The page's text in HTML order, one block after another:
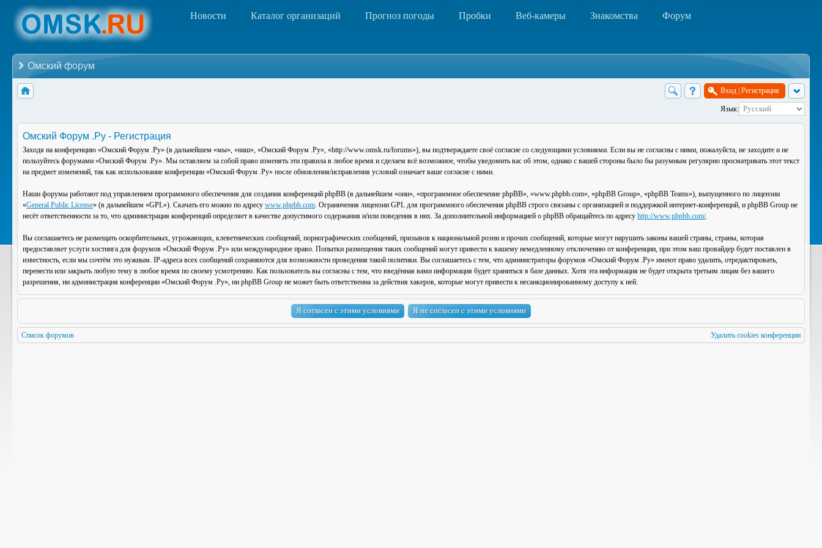
Новости Каталог организаций Прогноз погоды Пробки Веб-камеры Знакомства Форум
Омский форум
Вход Регистрация
Язык:
Омский Форум .Ру - Регистрация
Заходя на конференцию «Омский Форум .Ру» (в дальнейшем «мы», «наш», «Омский Форум .Ру», «http://www.omsk.ru/forums»), вы подтверждаете своё согласие со следующими условиями. Если вы не согласны с ними, пожалуйста, не заходите и не
пользуйтесь форумами «Омский Форум .Ру». Мы оставляем за собой право изменять эти правила в любое время и сделаем всё возможное, чтобы уведомить вас об этом, однако с вашей стороны было бы разумным регулярно просматривать этот текст
на предмет изменений, так как использование конференции «Омский Форум .Ру» после обновления/исправления условий означает ваше согласие с ними.
Наши форумы работают под управлением программного обеспечения для создания конференций phpBB (в дальнейшем «они», «программное обеспечение phpBB», «www.phpbb.com», «phpBB Group», «phpBB Teams»), выпущенного по лицензии
«General Public License» (в дальнейшем «GPL»). Скачать его можно по адресу www.phpbb.com. Ограничения лицензии GPL для программного обеспечения phpBB строго связаны с организацией и поддержкой интернет-конференций, и phpBB Group не
несёт ответственности за то, что администрация конференций определяет в качестве допустимого содержания и/или поведения в них. За дополнительной информацией о phpBB обращайтесь по адресу http://www.phpbb.com/.
Вы соглашаетесь не размещать оскорбительных, угрожающих, клеветнических сообщений, порнографических сообщений, призывов к национальной розни и прочих сообщений, которые могут нарушить законы вашей страны, страны, которая
предоставляет услуги хостинга для форумов «Омский Форум .Ру» или международное право. Попытки размещения таких сообщений могут привести к вашему немедленному отключению от конференции, при этом ваш провайдер будет поставлен в
известность, если мы сочтём это нужным. IP-адреса всех сообщений сохраняются для возможности проведения такой политики. Вы соглашаетесь с тем, что администраторы форумов «Омский Форум .Ру» имеют право удалить, отредактировать,
перенести или закрыть любую тему в любое время по своему усмотрению. Как пользователь вы согласны с тем, что введённая вами информация будет храниться в базе данных. Хотя эта информация не будет открыта третьим лицам без вашего
разрешения, ни администрация конференции «Омский Форум .Ру», ни phpBB Group не может быть ответственна за действия хакеров, которые могут привести к несанкционированному доступу к ней.
Список форумов Удалить cookies конференции